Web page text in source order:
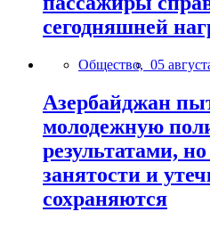
сегодняшней
Общество, 05
Азербайджан
молодежную
результатами,
занятости и
сохраняются